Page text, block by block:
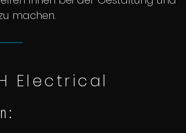
machen.
Electrical